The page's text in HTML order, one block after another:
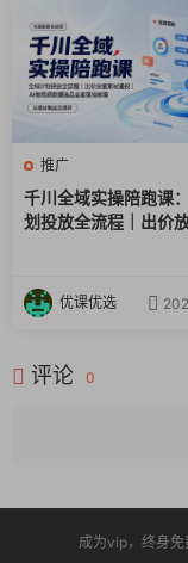
推广
千川全域实操陪跑课
划投放全流程｜出价
追投｜AI做视频数据
优课优选
评论 0
成为vip，终身